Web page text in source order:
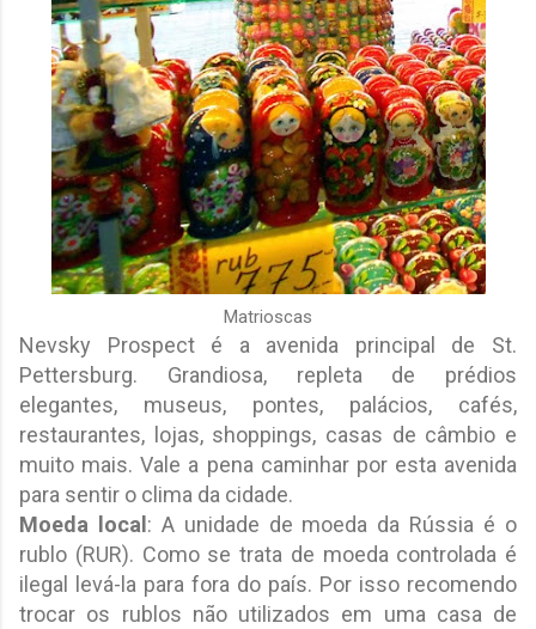
Matrioscas
Nevsky Prospect é a avenida principal de St.
Pettersburg. Grandiosa, repleta de prédios
elegantes, museus, pontes, palácios, cafés,
restaurantes, lojas, shoppings, casas de câmbio e
muito mais. Vale a pena caminhar por esta avenida
para sentir o clima da cidade.
Moeda local : A unidade de moeda da Rússia é o
rublo (RUR). Como se trata de moeda controlada é
ilegal levá-la para fora do país. Por isso recomendo
trocar os rublos não utilizados em uma casa de